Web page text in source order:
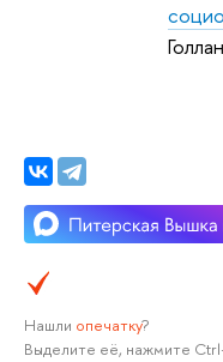
Нашли опечатку?
Выделите её, нажмите